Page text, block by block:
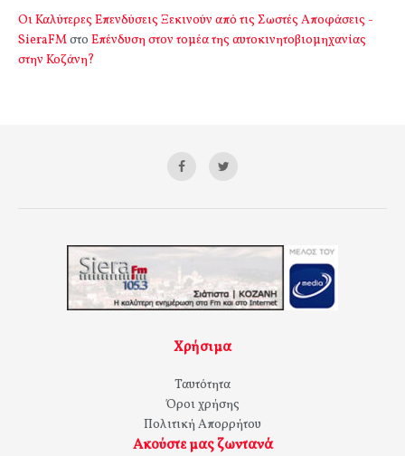
Οι Καλύτερες Επενδύσεις Ξεκινούν από τις Σωστές Αποφάσεις -
SieraFMστο Επένδυση στον τομέα της αυτοκινητοβιομηχανίας
στην Κοζάνη?
Χρήσιμα
Ταυτότητα
Όροι χρήσης
Πολιτική Απορρήτου
Ακούστε μας ζωντανά